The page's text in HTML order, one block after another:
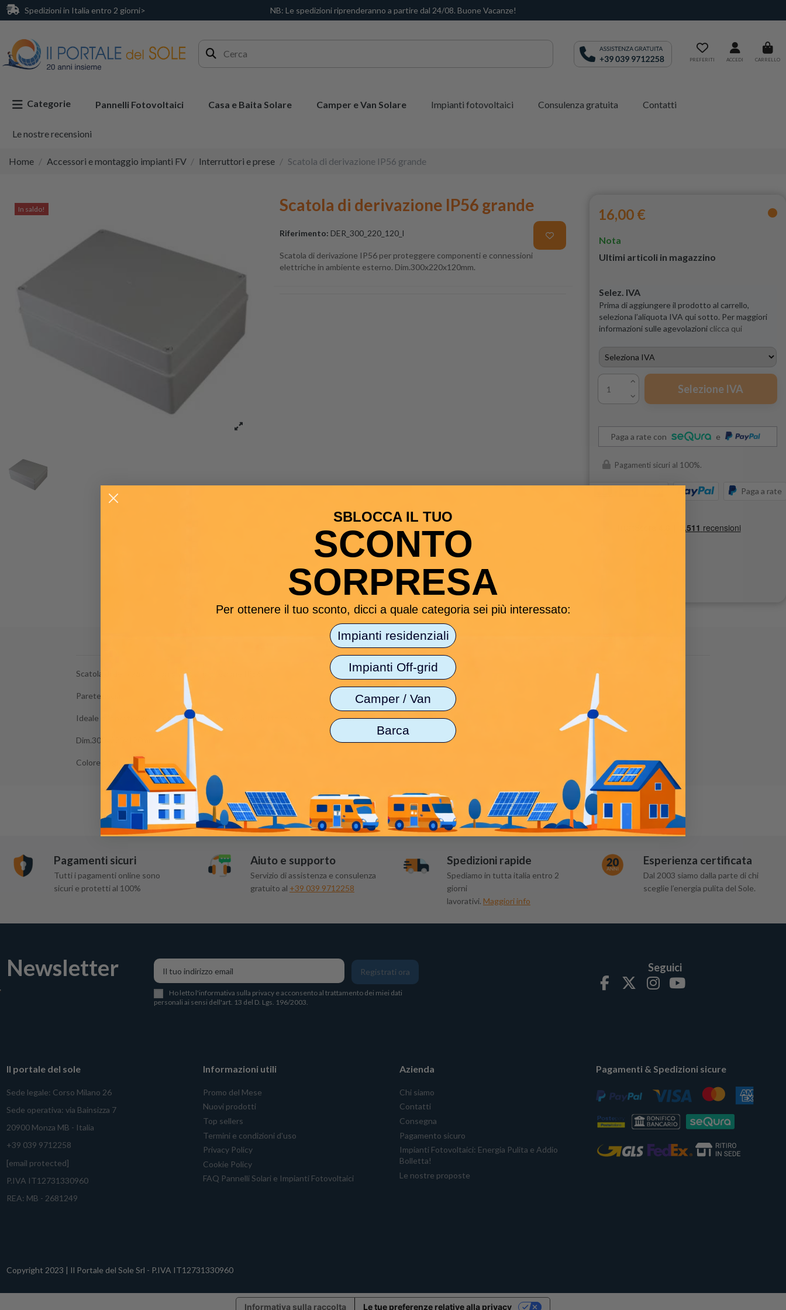
Spedizioni in Italia entro 2 giorni> NB: Le spedizioni riprenderanno a partire dal 24/08. Buone Vacanze!
PREFERITI ACCEDI CARRELLO
Categorie Pannelli Fotovoltaici Casa e Baita Solare Camper e Van Solare Impianti fotovoltaici Consulenza gratuita Contatti
Le nostre recensioni
Home Accessori e montaggio impianti FV Interruttori e prese Scatola di derivazione IP56 grande
In saldo! Scatola di derivazione IP56 grande
Riferimento: DER_300_220_120_l
Scatola di derivazione IP56 per proteggere componenti e connessioni
elettriche in ambiente esterno. Dim.300x220x120mm.
16,00 €
Nota
Ultimi articoli in magazzino
Selez. IVA
Prima di aggiungere il prodotto al carrello,
seleziona l’aliquota IVA qui sotto. Per maggiori
informazioni sulle agevolazioni clicca qui
Selezione IVA
Paga a rate con e
Pagamenti sicuri al 100%.
Paga a rate
Descrizione Caratt. Tecniche
Scatola di derivazione con grado di protezione IP56.
Parete liscia.
Ideale per proteggere componenti e connessioni elettriche da eventi esterni.
Dim.300x220x120mm
Colore grigio.
Pagamenti sicuri
Tutti i pagamenti online sono
sicuri e protetti al 100%
Aiuto e supporto
Servizio di assistenza e consulenza
gratuito al +39 039 9712258
Spedizioni rapide
Spediamo in tutta italia entro 2
giorni
lavorativi. Maggiori info
Esperienza certificata
Dal 2003 siamo dalla parte di chi
sceglie l’energia pulita del Sole.
Newsletter Registrati ora
Ho letto l'informativa sulla privacye acconsento al trattamento dei miei dati
personali ai sensi dell'art. 13 del D. Lgs. 196/2003.
Seguici
Il portale del sole
Sede legale: Corso Milano 26
Sede operativa: via Bainsizza 7
20900 Monza MB - Italia
+39 039 9712258
[email protected]
P.IVA IT12731330960
REA: MB - 2681249
Informazioni utili
Promo del Mese
Nuovi prodotti
Top sellers
Termini e condizioni d'uso
Privacy Policy
Cookie Policy
FAQ Pannelli Solari e Impianti Fotovoltaici
Azienda
Chi siamo
Contatti
Consegna
Pagamento sicuro
Impianti Fotovoltaici: Energia Pulita e Addio
Bolletta!
Le nostre proposte
Pagamenti & Spedizioni sicure
Copyright 2023 | Il Portale del Sole Srl - P.IVA IT12731330960
Informativa sulla raccolta Le tue preferenze relative alla privacy
SBLOCCA IL TUO
SCONTO
SORPRESA
Per ottenere il tuo sconto, dicci a quale categoria sei più interessato:
Impianti residenziali
Impianti Off-grid
Camper / Van
Barca